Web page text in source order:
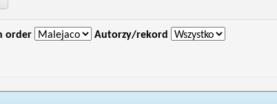
order Autorzy/rekord